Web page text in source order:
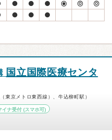
国立国際医療センタ
東京メトロ東西線）、牛込柳町駅）
イナ受付 (スマホ可)